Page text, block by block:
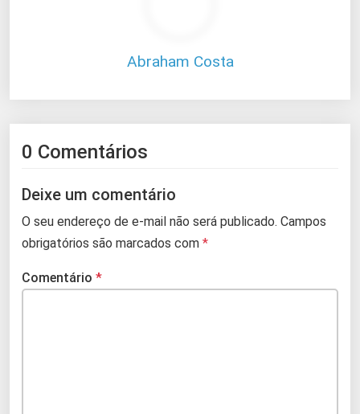
Abraham Costa
0 Comentários
Deixe um comentário
O seu endereço de e-mail não será publicado. Campos
obrigatórios são marcados com *
Comentário *